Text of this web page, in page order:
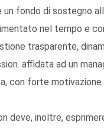
fondo di sostegno
nel tempo e
trasparente,
affidata ad un
con forte
deve, inoltre,